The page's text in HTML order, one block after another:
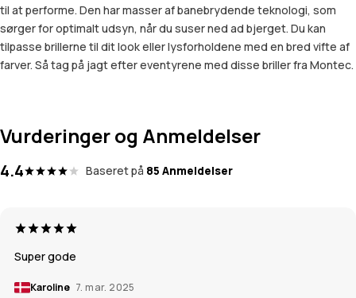
til at performe. Den har masser af banebrydende teknologi, som
sørger for optimalt udsyn, når du suser ned ad bjerget. Du kan
tilpasse brillerne til dit look eller lysforholdene med en bred vifte af
farver. Så tag på jagt efter eventyrene med disse briller fra Montec.
Vurderinger og Anmeldelser
4.4 Baseret på 85 Anmeldelser
Super gode
Karoline 7. mar. 2025